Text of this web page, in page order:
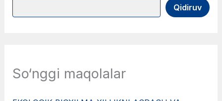
Qidiruv
So‘nggi maqolalar